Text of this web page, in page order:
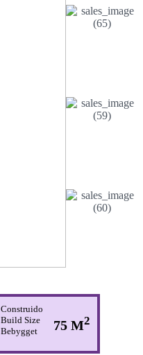
Construido
Build Size
Bebygget
75 M2